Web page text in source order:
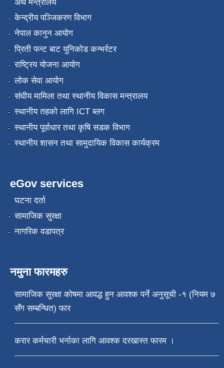
अर्थ मन्त्रालय
केन्द्रीय पञ्जिकरण विभाग
नेपाल कानुन आयोग
प्रिती फन्ट बाट युनिकोड कन्भर्रटर
राष्ट्रिय योजना आयोग
लोक सेवा आयोग
संघीय मामिला तथा स्थानीय विकास मन्त्रालय
स्थानीय तहको लागि ICT ब्लग
स्थानीय पूर्वाधार तथा कृषि सडक विभाग
स्थानीय शासन तथा सामुदायिक विकास कार्यक्रम
eGov services
घटना दर्ता
सामाजिक सुरक्षा
नागरिक वडापत्र
नमुना फारमहरु
सामाजिक सुरक्षा कोषमा आवद्ध हुन आवश्क पर्ने अनुसूची -१ (नियम ७
सँग सम्बन्धित) फार
करार कर्मचारी भर्नाका लागि आवश्क दरखास्त फारम ।